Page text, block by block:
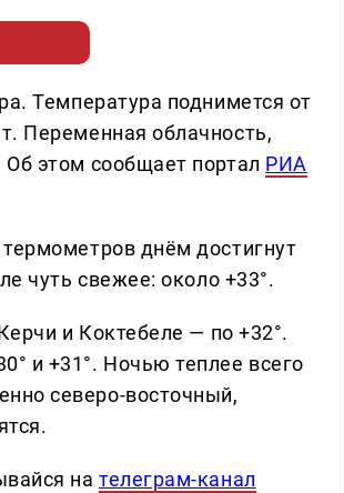
Температура поднимется от
Переменная облачность,
этом сообщает портал РИА
днём достигнут
чуть свежее: около +33°.
и Коктебеле — по +32°.
и +31°. Ночью теплее всего
северо-восточный,
нателеграм-канал